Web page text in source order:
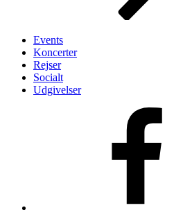
Events
Koncerter
Rejser
Socialt
Udgivelser